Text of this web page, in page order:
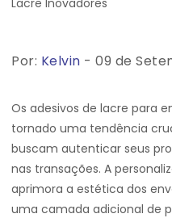
Por: Kelvin - 09 de
Os adesivos de lacre para
tornado uma tendência
buscam autenticar seus
nas transações. A
aprimora a estética dos
uma camada adicional de